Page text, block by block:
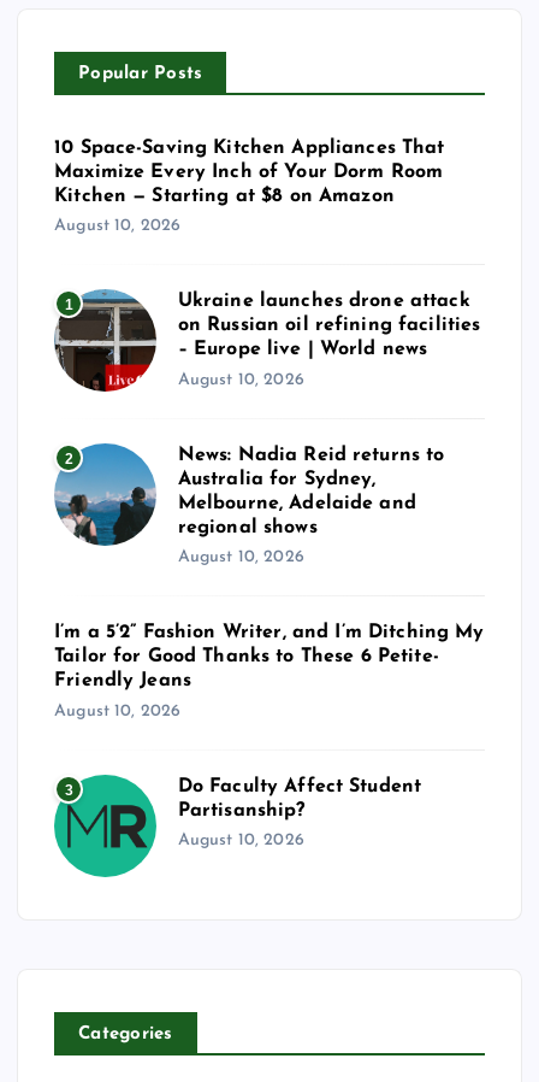
Popular Posts
10 Space-Saving Kitchen Appliances That
Maximize Every Inch of Your Dorm Room
Kitchen — Starting at $8 on Amazon
August 10, 2026
1
Ukraine launches drone attack
on Russian oil refining facilities
– Europe live | World news
August 10, 2026
2
News: Nadia Reid returns to
Australia for Sydney,
Melbourne, Adelaide and
regional shows
August 10, 2026
I’m a 5’2” Fashion Writer, and I’m Ditching My
Tailor for Good Thanks to These 6 Petite-
Friendly Jeans
August 10, 2026
3
Do Faculty Affect Student
Partisanship?
August 10, 2026
Categories